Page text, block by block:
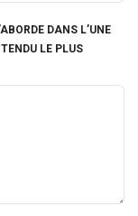
DANS L’UNE
LE PLUS